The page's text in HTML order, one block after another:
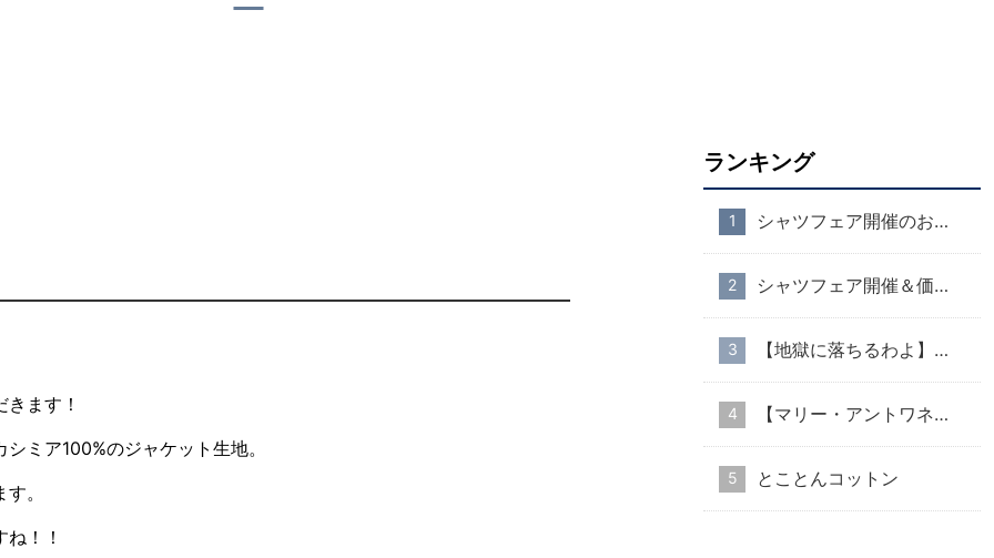
ます！
ミア100%のジャケット生地。
。
！！
ランキング
シャツフェア開催のお知らせ
シャツフェア開催＆価格改定のお知らせ
【地獄に落ちるわよ】衣装協力のお知らせ
【マリー・アントワネット・スタイル】part１
とことんコットン